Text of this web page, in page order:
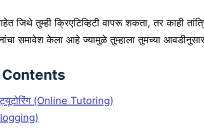
जिथे तुम्ही क्रिएटिव्हिटी वापरू शकता, तर काही
समावेश केला आहे ज्यामुळे तुम्हाला तुमच्या
(Online Tutoring)